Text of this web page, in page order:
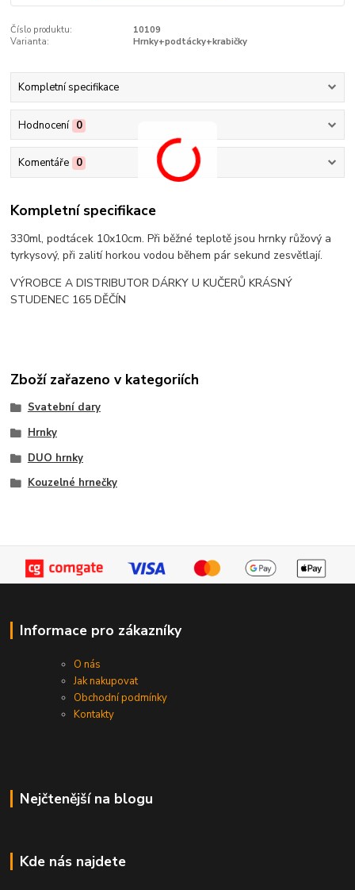
Číslo produktu:
10109
Varianta:
Hrnky+podtácky+krabičky
Kompletní specifikace
Hodnocení 0
Komentáře 0
Kompletní specifikace
330ml, podtácek 10x10cm. Při běžné teplotě jsou hrnky růžový a
tyrkysový, při zalití horkou vodou během pár sekund zesvětlají.
VÝROBCE A DISTRIBUTOR DÁRKY U KUČERŮ KRÁSNÝ
STUDENEC 165 DĚČÍN
Zboží zařazeno v kategoriích
Svatební dary
Hrnky
DUO hrnky
Kouzelné hrnečky
Informace pro zákazníky
O nás
Jak nakupovat
Obchodní podmínky
Kontakty
Nejčtenější na blogu
Kde nás najdete